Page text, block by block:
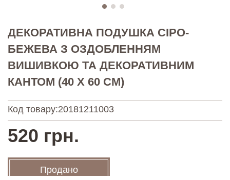
ДЕКОРАТИВНА ПОДУШКА СІРО-
БЕЖЕВА З ОЗДОБЛЕННЯМ
ВИШИВКОЮ ТА ДЕКОРАТИВНИМ
КАНТОМ (40 Х 60 СМ)
Код товару:20181211003
520 грн.
Продано